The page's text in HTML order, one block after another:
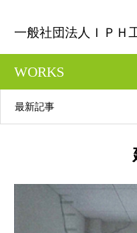
一般社団法人ＩＰＨ
WORKS
最新記事